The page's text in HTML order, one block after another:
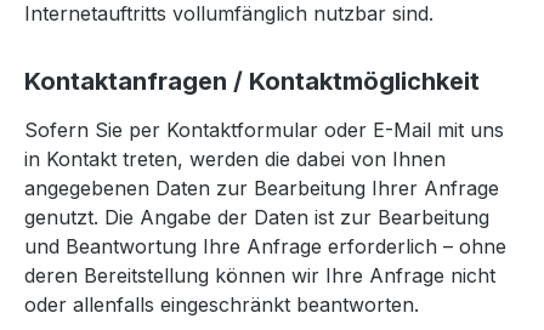
Internetauftritts vollumfänglich nutzbar sind.
Kontaktanfragen / Kontaktmöglichkeit
Sofern Sie per Kontaktformular oder E-Mail mit uns
in Kontakt treten, werden die dabei von Ihnen
angegebenen Daten zur Bearbeitung Ihrer Anfrage
genutzt. Die Angabe der Daten ist zur Bearbeitung
und Beantwortung Ihre Anfrage erforderlich – ohne
deren Bereitstellung können wir Ihre Anfrage nicht
oder allenfalls eingeschränkt beantworten.